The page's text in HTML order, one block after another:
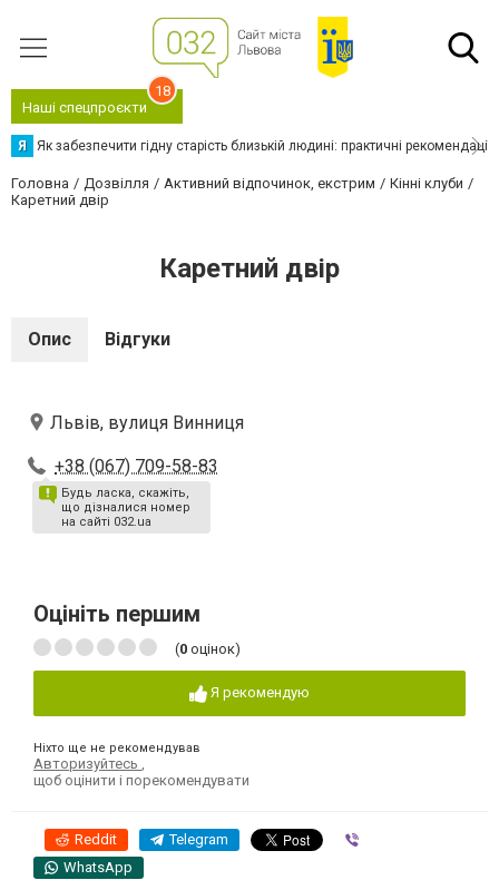
Наші спецпроєкти
18
Я Як забезпечити гідну старість близькій людині: практичні рекомендації
Головна Дозвілля Активний відпочинок, екстрим
Кінні клуби
Каретний двір
Каретний двір
Опис Відгуки
Львів, вулиця Винниця
+38 (067) 709-58-83
Будь ласка, скажіть,
що дізналися номер
на сайті 032.ua
Оцініть першим
(0 оцінок)
Я рекомендую
Ніхто ще не рекомендував
Авторизуйтесь
щоб оцінити і порекомендувати
Reddit Telegram
WhatsApp